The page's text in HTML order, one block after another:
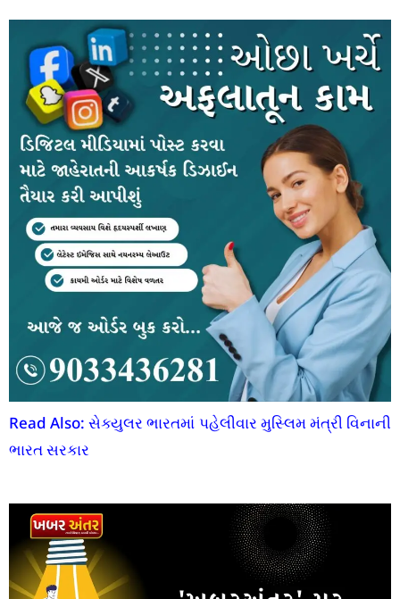
Read Also: સેક્યુલર ભારતમાં પહેલીવાર મુસ્લિમ મંત્રી વિનાની
ભારત સરકાર